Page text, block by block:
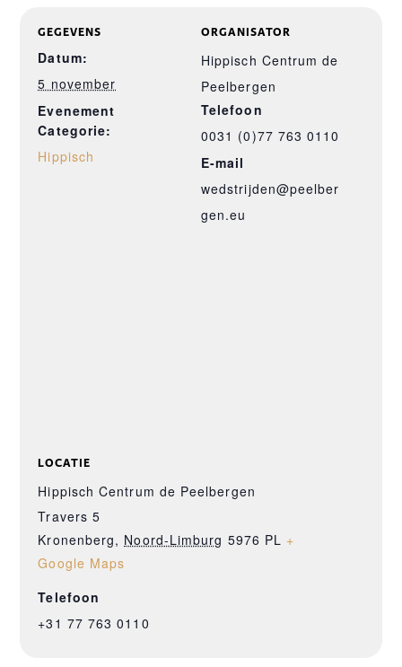
GEGEVENS
Datum:
5 november
Evenement
Categorie:
Hippisch
ORGANISATOR
Hippisch Centrum de
Peelbergen
Telefoon
0031 (0)77 763 0110
E-mail
wedstrijden@peelber
gen.eu
LOCATIE
Hippisch Centrum de Peelbergen
Travers 5
Kronenberg, Noord-Limburg 5976 PL +
Google Maps
Telefoon
+31 77 763 0110